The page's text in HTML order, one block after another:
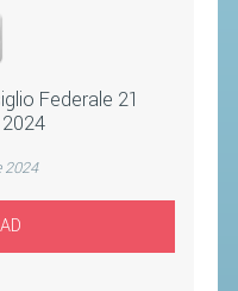
Federale 21
2024
NAZIONALE
TERRITORIALI